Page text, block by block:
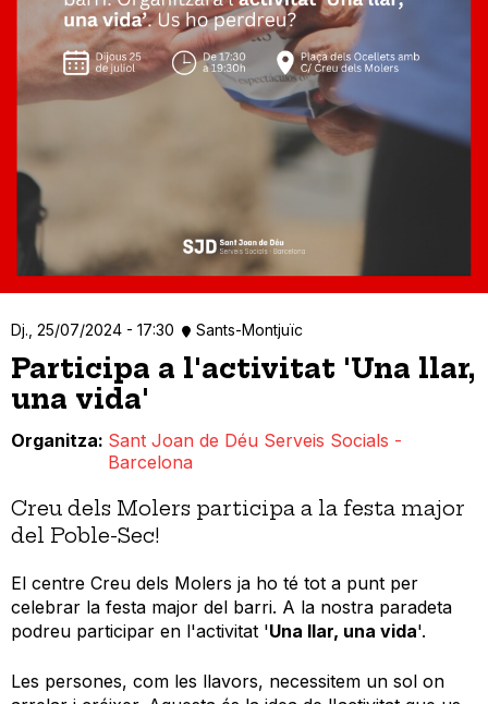
Dj., 25/07/2024 - 17:30 Sants-Montjuïc
Participa a l'activitat 'Una llar,
una vida'
Organitza Sant Joan de Déu Serveis Socials -
Barcelona
Creu dels Molers participa a la festa major
del Poble-Sec!
El centre Creu dels Molers ja ho té tot a punt per
celebrar la festa major del barri. A la nostra paradeta
podreu participar en l'activitat 'Una llar, una vida'.
Les persones, com les llavors, necessitem un sol on